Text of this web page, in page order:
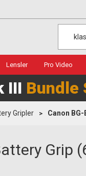
Lensler Pro Video
III Bundle
Gripler Canon
Grip